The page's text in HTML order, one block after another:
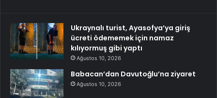
Ukraynalı turist, Ayasofya’ya giriş
ücreti ödememek için namaz
kılıyormuş gibi yaptı
Ağustos 10, 2026
Babacan’dan Davutoğlu’na ziyaret
Ağustos 10, 2026